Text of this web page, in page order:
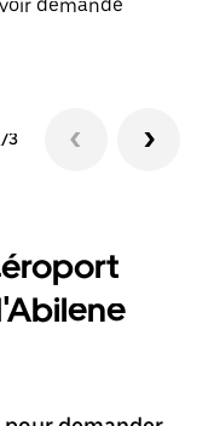
demandé
3